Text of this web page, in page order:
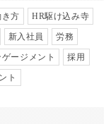
き方 HR駆け込み寺
新入社員 労務
ゲージメント 採用
ト